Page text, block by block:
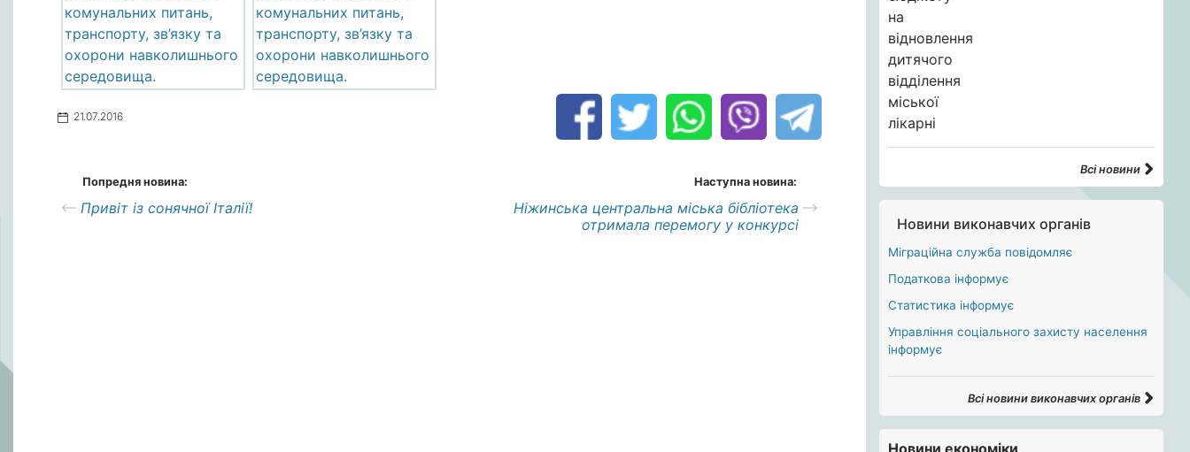
21.07.2016
Попредня новина:
Привіт із сонячної Італії!
Наступна новина:
Ніжинська центральна міська бібліотека
отримала перемогу у конкурсі
Всі новини
Новини виконавчих органів
Міграційна служба повідомляє
Податкова інформує
Статистика інформує
Управління соціального захисту населення
інформує
Всі новини виконавчих органів